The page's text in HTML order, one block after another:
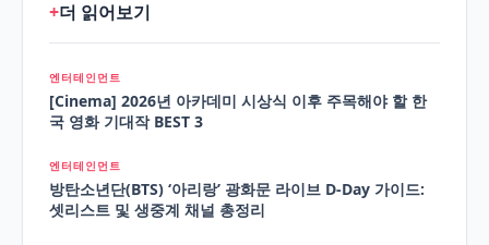
+더 읽어보기
엔터테인먼트
[Cinema] 2026년 아카데미 시상식 이후 주목해야 할 한
국 영화 기대작 BEST 3
엔터테인먼트
방탄소년단(BTS) ‘아리랑’ 광화문 라이브 D-Day 가이드:
셋리스트 및 생중계 채널 총정리